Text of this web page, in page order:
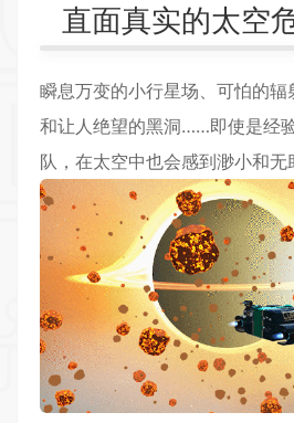
直面真实的太空
瞬息万变的小行星场、可怕的辐
和让人绝望的黑洞……即使是经
队，在太空中也会感到渺小和无